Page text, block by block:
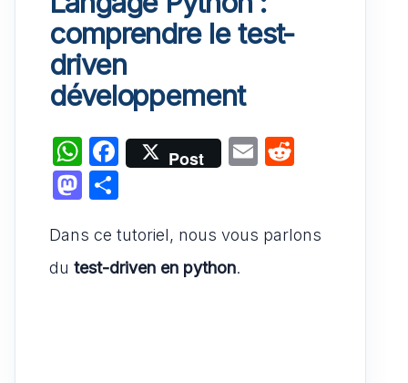
comprendre le test-
driven
développement
W
h
at
s
A
F
a
e
b
Post
E
l
di
M
st
o
ta
g
Dans ce tutoriel, nous vous parlons
du test-driven en python.